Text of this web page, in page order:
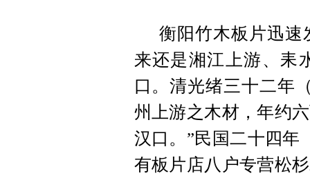
衡阳竹木板片迅速
来还是湘江上游、耒
口。清光绪三十二年
州上游之木材，年约
汉口。”民国二十四年
有板片店八户专营松